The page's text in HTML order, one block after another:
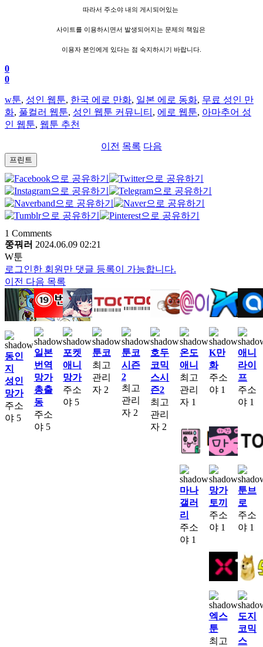
따라서 주소야 내의 게시되어있는
사이트를 이용하시면서 발생되어지는 문제의 책임은
이용자 본인에게 있다는 점 숙지하시기 바랍니다.
0
0
w툰, 성인 웹툰, 한국 에로 만화, 일본 에로 동화, 무료 성인 만
화, 풀컬러 웹툰, 성인 웹툰 커뮤니티 , 에로 웹툰, 아마추어 성
인 웹툰, 웹툰 추천
이전 목록 다음
프린트
1 Comments
쭝꿔러 2024.06.09 02:21
W툰
로그인한 회원만 댓글 등록이 가능합니다.
이전 다음 목록
동인
지
성인
망가
주소
야 5
일본
번역
망가
총출
동
주소
야 5
포켓
애니
망가
주소
야 5
툰코
최고
관리
자 2
툰코
시즌
2
최고
관리
자 2
호두
코믹
스시
즌2
최고
관리
자 2
온도
애니
최고
관리
자 1
K만
화
주소
야 1
애니
라이
프
주소
야 1
마나
갤러
리
주소
야 1
망가
토끼
주소
야 1
툰브
로
주소
야 1
엑스
툰
최고
도지
코믹
스